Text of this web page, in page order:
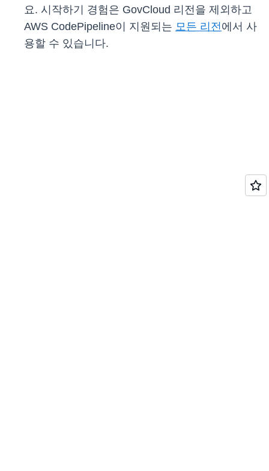
요. 시작하기 경험은 GovCloud 리전을 제외하고
AWS CodePipeline이 지원되는 모든 리전에서 사
용할 수 있습니다.